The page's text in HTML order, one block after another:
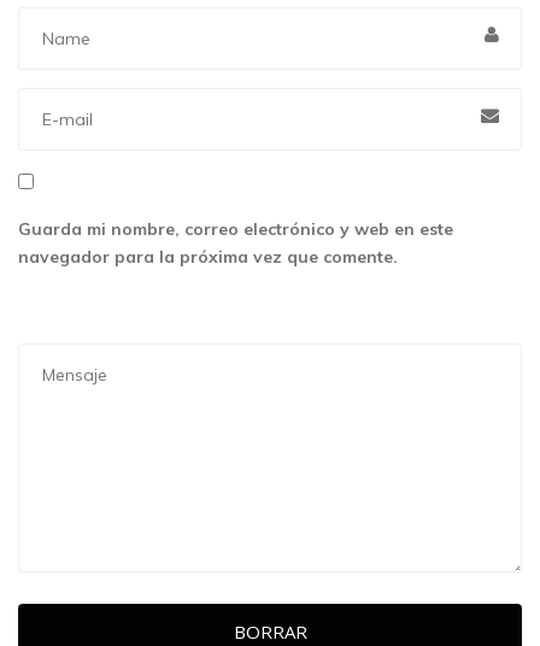
Guarda mi nombre, correo electrónico y web en este
navegador para la próxima vez que comente.
BORRAR